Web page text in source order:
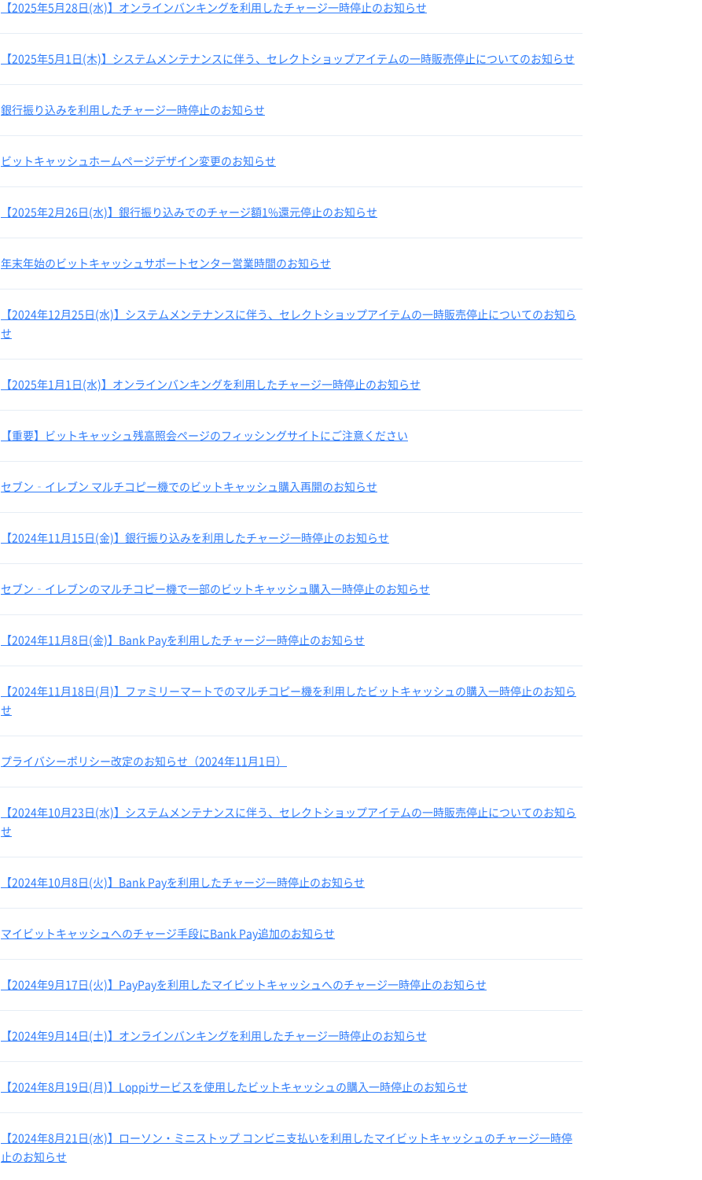
【2025年5月28日(水)】オンラインバンキングを利用したチャージ一時停止のお知らせ
【2025年5月1日(木)】システムメンテナンスに伴う、セレクトショップアイテムの一時販売停止についてのお知らせ
銀行振り込みを利用したチャージ一時停止のお知らせ
ビットキャッシュホームページデザイン変更のお知らせ
【2025年2月26日(水)】銀行振り込みでのチャージ額1%還元停止のお知らせ
年末年始のビットキャッシュサポートセンター営業時間のお知らせ
【2024年12月25日(水)】システムメンテナンスに伴う、セレクトショップアイテムの一時販売停止についてのお知ら
せ
【2025年1月1日(水)】オンラインバンキングを利用したチャージ一時停止のお知らせ
【重要】ビットキャッシュ残高照会ページのフィッシングサイトにご注意ください
セブン‐イレブン マルチコピー機でのビットキャッシュ購入再開のお知らせ
【2024年11月15日(金)】銀行振り込みを利用したチャージ一時停止のお知らせ
セブン‐イレブンのマルチコピー機で一部のビットキャッシュ購入一時停止のお知らせ
【2024年11月8日(金)】Bank Payを利用したチャージ一時停止のお知らせ
【2024年11月18日(月)】ファミリーマートでのマルチコピー機を利用したビットキャッシュの購入一時停止のお知ら
せ
プライバシーポリシー改定のお知らせ（2024年11月1日）
【2024年10月23日(水)】システムメンテナンスに伴う、セレクトショップアイテムの一時販売停止についてのお知ら
せ
【2024年10月8日(火)】Bank Payを利用したチャージ一時停止のお知らせ
マイビットキャッシュへのチャージ手段にBank Pay追加のお知らせ
【2024年9月17日(火)】PayPayを利用したマイビットキャッシュへのチャージ一時停止のお知らせ
【2024年9月14日(土)】オンラインバンキングを利用したチャージ一時停止のお知らせ
【2024年8月19日(月)】Loppiサービスを使用したビットキャッシュの購入一時停止のお知らせ
【2024年8月21日(水)】ローソン・ミニストップ コンビニ支払いを利用したマイビットキャッシュのチャージ一時停
止のお知らせ